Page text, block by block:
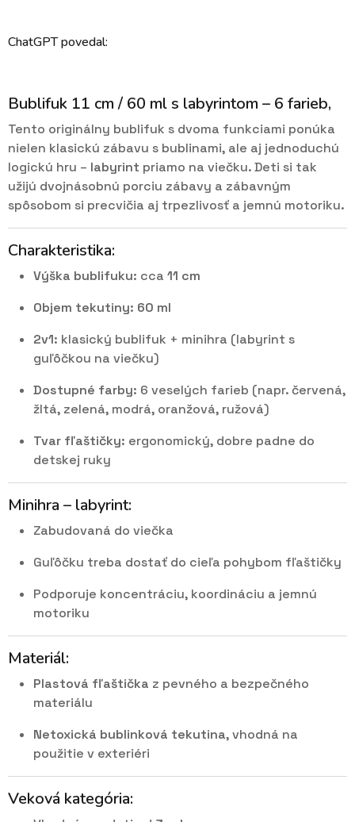
ChatGPT povedal:
Bublifuk 11 cm / 60 ml s labyrintom – 6 farieb,
Tento originálny bublifuk s dvoma funkciami ponúka
nielen klasickú zábavu s bublinami, ale aj jednoduchú
logickú hru – labyrint priamo na viečku. Deti si tak
užijú dvojnásobnú porciu zábavy a zábavným
spôsobom si precvičia aj trpezlivosť a jemnú motoriku.
Charakteristika:
Výška bublifuku: cca 11 cm
Objem tekutiny: 60 ml
2v1: klasický bublifuk + minihra (labyrint s
guľôčkou na viečku)
Dostupné farby: 6 veselých farieb (napr. červená,
žltá, zelená, modrá, oranžová, ružová)
Tvar fľaštičky: ergonomický, dobre padne do
detskej ruky
Minihra – labyrint:
Zabudovaná do viečka
Guľôčku treba dostať do cieľa pohybom fľaštičky
Podporuje koncentráciu, koordináciu a jemnú
motoriku
Materiál:
Plastová fľaštička z pevného a bezpečného
materiálu
Netoxická bublinková tekutina, vhodná na
použitie v exteriéri
Veková kategória: